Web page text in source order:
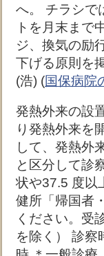
へ。 チラシで
トを月末まで
ジ、換気の励
下げる原則を
(浩) (国保病院
発熱外来の設
り発熱外来を
して、発熱外
と区分して診
状や37.5 度以
健所「帰国者
ください。受
を除く） 診察